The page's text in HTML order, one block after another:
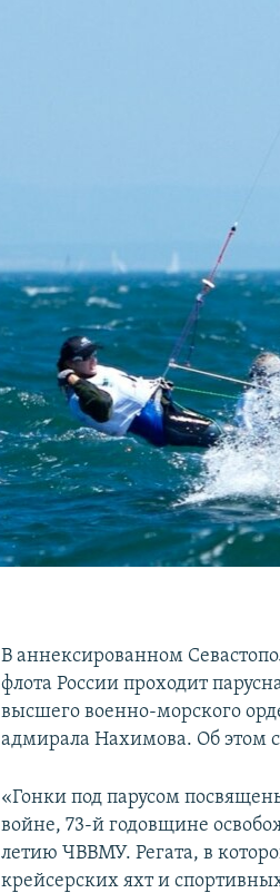
В аннексированном
флота России проходит
высшего военно-морского
адмирала Нахимова. Об этом
«Гонки под парусом
войне, 73-й годовщине
летию ЧВВМУ. Регата, в
крейсерских яхт и